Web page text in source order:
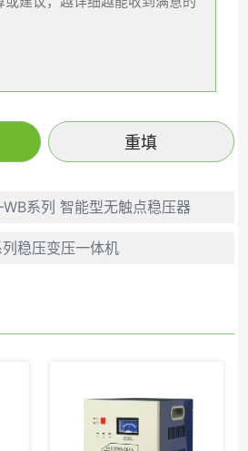
系列 智能型无触点稳压器
稳压变压一体机